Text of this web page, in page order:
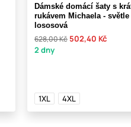
Dámské domácí šaty s
rukávem Michaela - světle
lososová
628,00 Kč 502,40 Kč
2 dny
1XL 4XL